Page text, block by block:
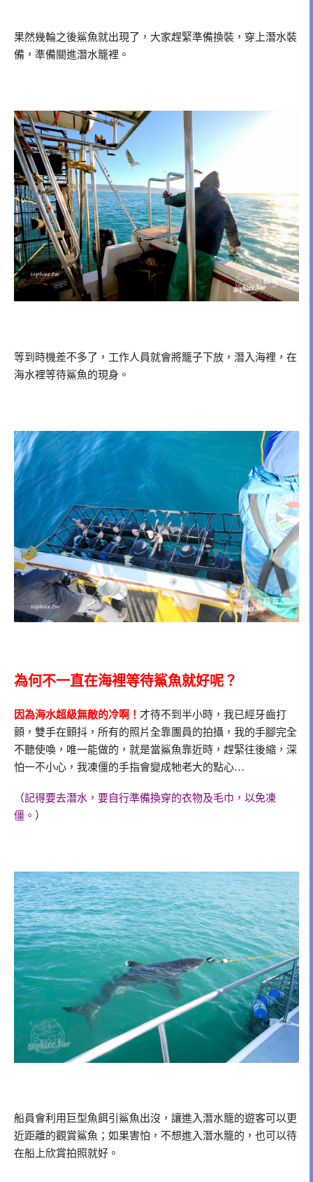
果然幾輪之後鯊魚就出現了，大家趕緊準備換裝，穿上潛水裝
備，準備關進潛水籠裡。
等到時機差不多了，工作人員就會將籠子下放，潛入海裡，在
海水裡等待鯊魚的現身。
為何不一直在海裡等待鯊魚就好呢？
因為海水超級無敵的冷啊！ 才待不到半小時，我已經牙齒打
顫，雙手在顫抖，所有的照片全靠團員的拍攝，我的手腳完全
不聽使喚，唯一能做的，就是當鯊魚靠近時，趕緊往後縮，深
怕一不小心，我凍僵的手指會變成牠老大的點心…
（記得要去潛水，要自行準備換穿的衣物及毛巾，以免凍
僵。 ）
船員會利用巨型魚餌引鯊魚出沒，讓進入潛水籠的遊客可以更
近距離的觀賞鯊魚；如果害怕，不想進入潛水籠的，也可以待
在船上欣賞拍照就好。